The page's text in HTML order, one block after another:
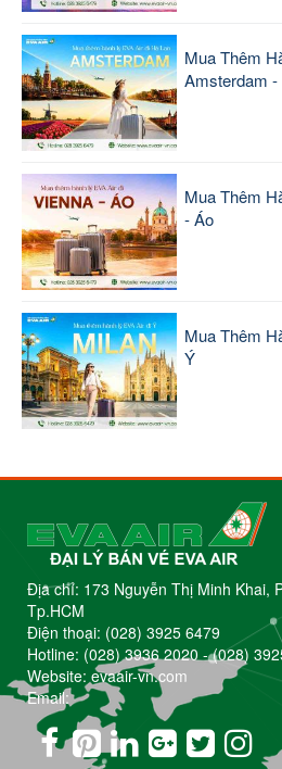
Mua Thêm
Amsterdam -
Mua Thêm
- Áo
Mua Thêm
Ý
Địa chỉ: 173 Nguyễn Thị Minh Khai,
Tp.HCM
Điện thoại: (028) 3925 6479
Hotline: (028) 3936 2020-(028)
Website: evaair-vn.com
Email: